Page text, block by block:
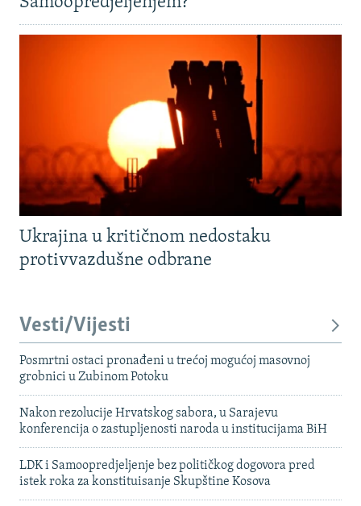
Ukrajina u kritičnom nedostaku
protivvazdušne odbrane
Vesti/Vijesti
Posmrtni ostaci pronađeni u trećoj mogućoj masovnoj
grobnici u Zubinom Potoku
Nakon rezolucije Hrvatskog sabora, u Sarajevu
konferencija o zastupljenosti naroda u institucijama BiH
LDK i Samoopredjeljenje bez političkog dogovora pred
istek roka za konstituisanje Skupštine Kosova